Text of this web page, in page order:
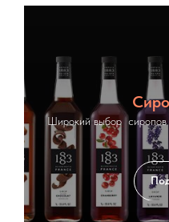
Широкий выбор сиропов